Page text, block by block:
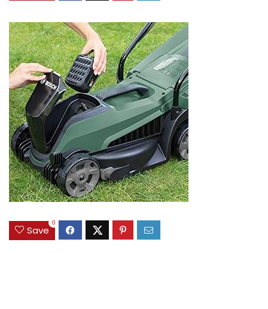
Save
0